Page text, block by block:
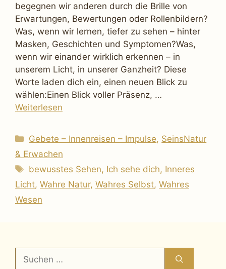
begegnen wir anderen durch die Brille von
Erwartungen, Bewertungen oder Rollenbildern?
Was, wenn wir lernen, tiefer zu sehen – hinter
Masken, Geschichten und Symptomen?Was,
wenn wir einander wirklich erkennen – in
unserem Licht, in unserer Ganzheit? Diese
Worte laden dich ein, einen neuen Blick zu
wählen:Einen Blick voller Präsenz, …
Weiterlesen
Kategorien
Gebete – Innenreisen – Impulse, SeinsNatur
& Erwachen
Schlagwörter
bewusstes Sehen, Ich sehe dich, Inneres
Licht, Wahre Natur, Wahres Selbst, Wahres
Wesen
nach: